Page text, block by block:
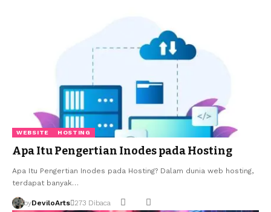
WEBSITE HOSTING
Apa Itu Pengertian Inodes pada Hosting
Apa Itu Pengertian Inodes pada Hosting? Dalam dunia web hosting,
terdapat banyak…
byDeviloArts 273 Dibaca